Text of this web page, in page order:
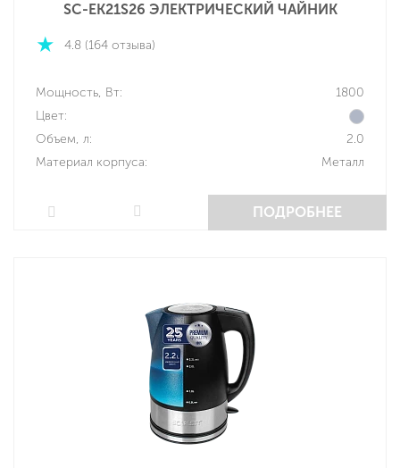
SC-EK21S26 ЭЛЕКТРИЧЕСКИЙ ЧАЙНИК
4.8 (164 отзыва)
Мощность, Вт:
1800
Цвет:
Объем, л:
2.0
Материал корпуса:
Металл
ПОДРОБНЕЕ